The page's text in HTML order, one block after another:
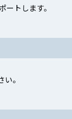
トします。
。